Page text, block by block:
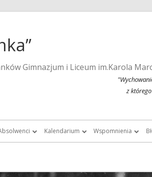
Gimnazjum i Liceum im.Karola
z
po roku 1945
Chór Absolwentów Antoniego
Kalendarium
Kalendarium 2013
Wspomnienia
Tygodnik Żakowski